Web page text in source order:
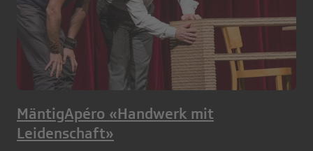
MäntigApéro «Handwerk mit
Leidenschaft»